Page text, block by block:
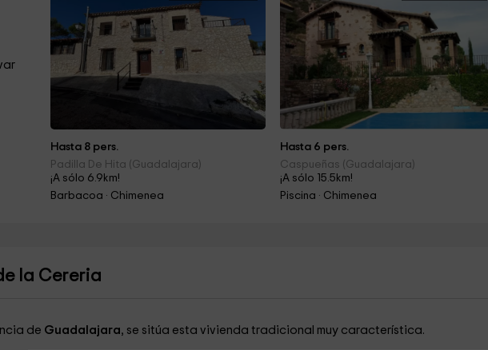
Hasta 8 pers.
Padilla De Hita (Guadalajara)
¡A sólo 6.9km!
Barbacoa · Chimenea
Hasta 6 pers.
Caspueñas (Guadalajara)
¡A sólo 15.5km!
Piscina · Chimenea
la Cereria
de Guadalajara, se sitúa esta vivienda tradicional muy característica.